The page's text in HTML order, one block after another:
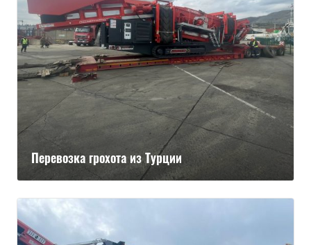
Перевозка грохота из Турции